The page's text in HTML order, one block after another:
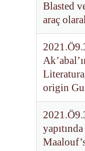
Blasted
araç
origin